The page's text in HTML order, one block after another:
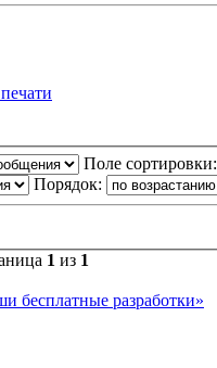
Поле сортировки:
Порядок:
1 из 1
бесплатные разработки»